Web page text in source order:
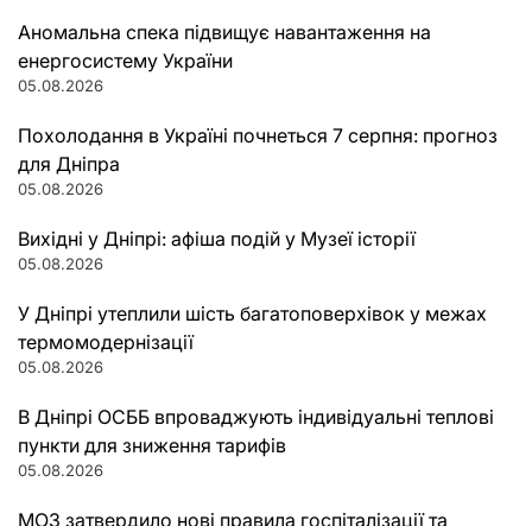
Аномальна спека підвищує навантаження на
енергосистему України
05.08.2026
Похолодання в Україні почнеться 7 серпня: прогноз
для Дніпра
05.08.2026
Вихідні у Дніпрі: афіша подій у Музеї історії
05.08.2026
У Дніпрі утеплили шість багатоповерхівок у межах
термомодернізації
05.08.2026
В Дніпрі ОСББ впроваджують індивідуальні теплові
пункти для зниження тарифів
05.08.2026
МОЗ затвердило нові правила госпіталізації та